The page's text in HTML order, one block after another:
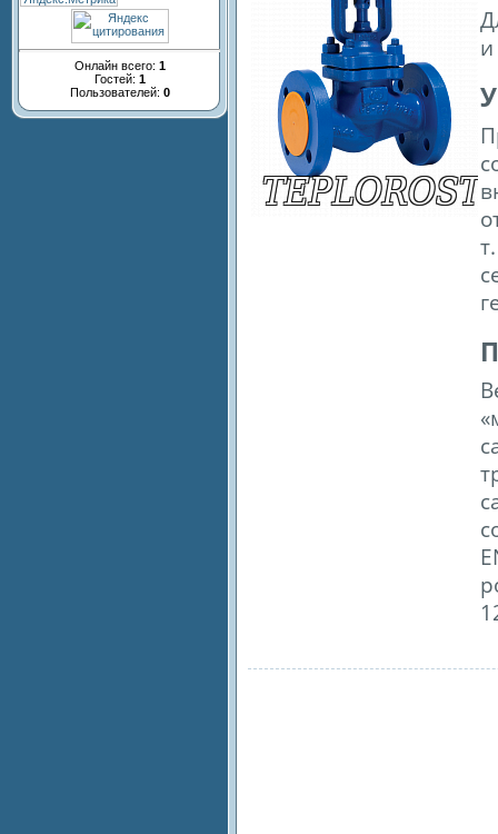
Онлайн всего: 1
Гостей: 1
Пользователей: 0